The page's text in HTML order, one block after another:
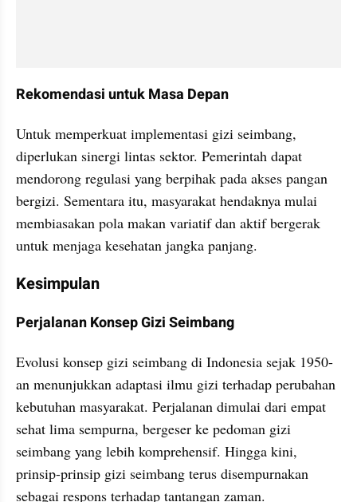
Rekomendasi untuk Masa Depan
Untuk memperkuat implementasi gizi seimbang,
diperlukan sinergi lintas sektor. Pemerintah dapat
mendorong regulasi yang berpihak pada akses pangan
bergizi. Sementara itu, masyarakat hendaknya mulai
membiasakan pola makan variatif dan aktif bergerak
untuk menjaga kesehatan jangka panjang.
Kesimpulan
Perjalanan Konsep Gizi Seimbang
Evolusi konsep gizi seimbang di Indonesia sejak 1950-
an menunjukkan adaptasi ilmu gizi terhadap perubahan
kebutuhan masyarakat. Perjalanan dimulai dari empat
sehat lima sempurna, bergeser ke pedoman gizi
seimbang yang lebih komprehensif. Hingga kini,
prinsip-prinsip gizi seimbang terus disempurnakan
sebagai respons terhadap tantangan zaman.